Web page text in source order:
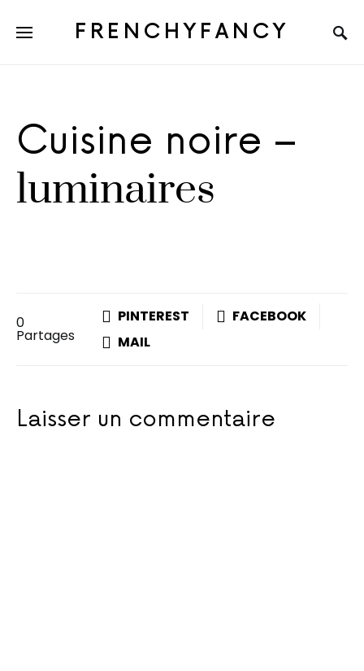
FRENCHYFANCY
Cuisine noire –
luminaires
0
Partages
PINTEREST
FACEBOOK
MAIL
Laisser un commentaire